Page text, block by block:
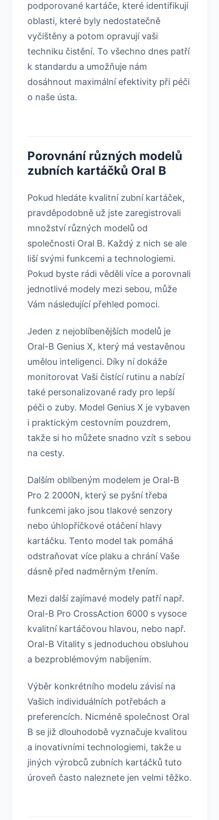
podporované kartáče, které identifikují
oblasti, které byly nedostatečně
vyčištěny a potom opravují vaši
techniku čistění. To všechno dnes patří
k standardu a umožňuje nám
dosáhnout maximální efektivity při péči
o naše ústa.
Porovnání různých modelů
zubních kartáčků Oral B
Pokud hledáte kvalitní zubní kartáček,
pravděpodobně už jste zaregistrovali
množství různých modelů od
společnosti Oral B. Každý z nich se ale
liší svými funkcemi a technologiemi.
Pokud byste rádi věděli více a porovnali
jednotlivé modely mezi sebou, může
Vám následující přehled pomoci.
Jeden z nejoblíbenějších modelů je
Oral-B Genius X, který má vestavěnou
umělou inteligenci. Díky ní dokáže
monitorovat Vaši čistící rutinu a nabízí
také personalizované rady pro lepší
péči o zuby. Model Genius X je vybaven
i praktickým cestovním pouzdrem,
takže si ho můžete snadno vzít s sebou
na cesty.
Dalším oblíbeným modelem je Oral-B
Pro 2 2000N, který se pyšní třeba
funkcemi jako jsou tlakové senzory
nebo úhlopříčkové otáčení hlavy
kartáčku. Tento model tak pomáhá
odstraňovat více plaku a chrání Vaše
dásně před nadměrným třením.
Mezi další zajímavé modely patří např.
Oral-B Pro CrossAction 6000 s vysoce
kvalitní kartáčovou hlavou, nebo např.
Oral-B Vitality s jednoduchou obsluhou
a bezproblémovým nabíjením.
Výběr konkrétního modelu závisí na
Vašich individuálních potřebách a
preferencích. Nicméně společnost Oral
B se již dlouhodobě vyznačuje kvalitou
a inovativními technologiemi, takže u
jiných výrobců zubních kartáčků tuto
úroveň často naleznete jen velmi těžko.